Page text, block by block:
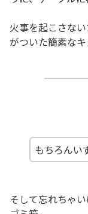
火事を起こさな
がついた簡素なキ
もちろんい
そして忘れちゃ